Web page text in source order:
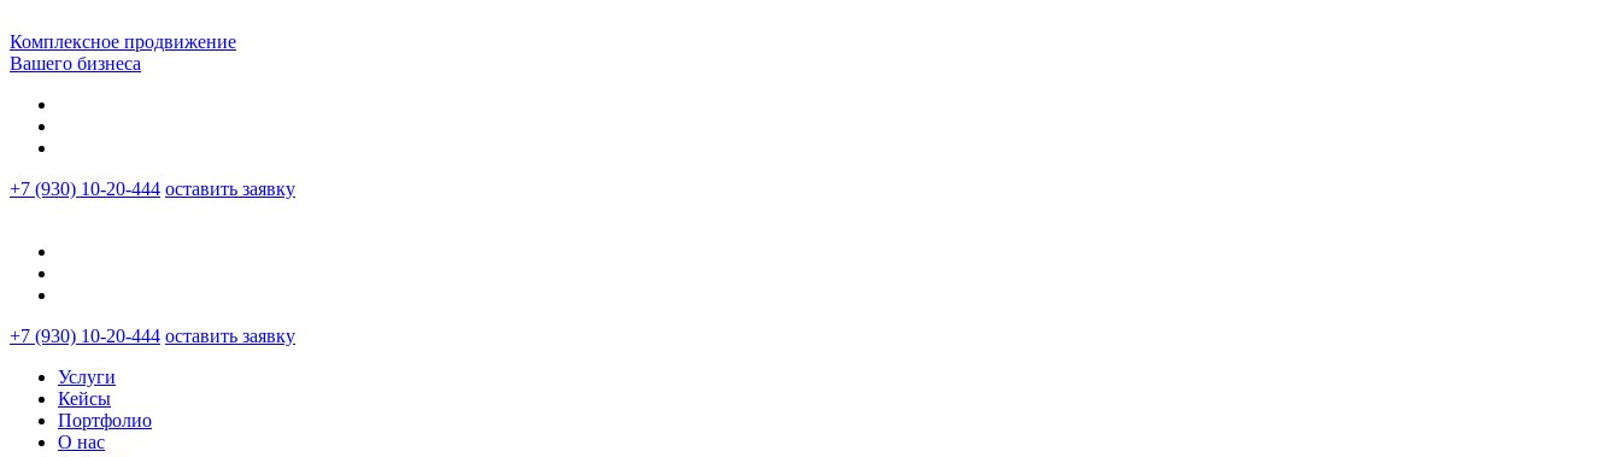
Комплексное продвижение
Вашего бизнеса
+7 (930) 10-20-444 оставить заявку
+7 (930) 10-20-444 оставить заявку
Услуги
Кейсы
Портфолио
О нас